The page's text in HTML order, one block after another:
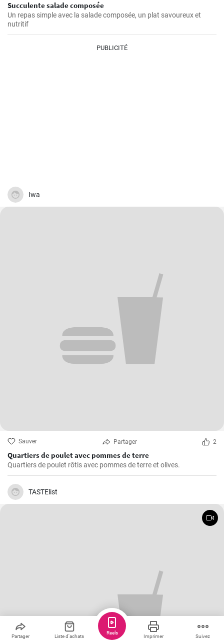
Succulente salade composée
Un repas simple avec la salade composée, un plat savoureux et
nutritif
PUBLICITÉ
Iwa
Sauver Partager 2
Quartiers de poulet avec pommes de terre
Quartiers de poulet rôtis avec pommes de terre et olives.
TASTElist
Partager Liste d'achats Imprimer Suivez
Reels